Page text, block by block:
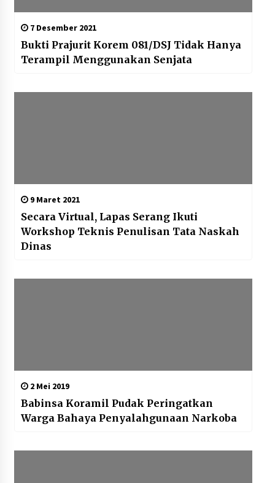
7 Desember 2021
Bukti Prajurit Korem 081/DSJ Tidak Hanya
Terampil Menggunakan Senjata
9 Maret 2021
Secara Virtual, Lapas Serang Ikuti
Workshop Teknis Penulisan Tata Naskah
Dinas
2 Mei 2019
Babinsa Koramil Pudak Peringatkan
Warga Bahaya Penyalahgunaan Narkoba